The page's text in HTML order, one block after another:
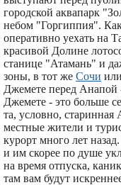
городской аквапарк
небом "Горгиппия".
оперативно уехать на
красивой Долине
станице "Атамань" и
зоны, в тот же Сочи или
Джемете перед Анапой
Джемете - это больше
та, условно,
местные жители и
курорт много лет
и им скорее по душе
на время отпуска,
там вам будут